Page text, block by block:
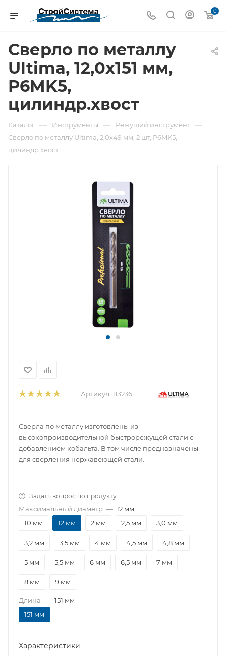
0
Сверло по металлу
Ultima, 12,0х151 мм,
P6MK5,
цилиндр.хвост
Каталог — Инструменты — Режущий инструмент —
Сверло по металлу Ultima, 2,0х49 мм, 2 шт, P6MK5,
цилиндр.хвост
Артикул: 113236
Сверла по металлу изготовлены из
высокопроизводительной быстрорежущей стали с
добавлением кобальта. В том числе предназначены
для сверления нержавеющей стали.
Задать вопрос по продукту
Максимальный диаметр — 12 мм
10 мм
12 мм 2 мм 2,5 мм 3,0 мм
3,2 мм 3,5 мм 4 мм 4,5 мм 4,8 мм
5 мм 5,5 мм 6 мм 6,5 мм 7 мм
8 мм 9 мм
Длина — 151 мм
151 мм
Характеристики